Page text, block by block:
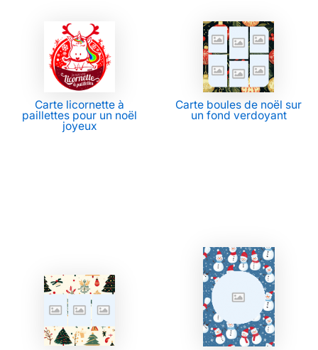
Carte licornette à
paillettes pour un noël
joyeux
Carte boules de noël sur
un fond verdoyant